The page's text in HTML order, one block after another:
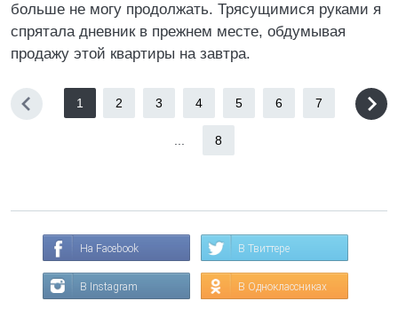
больше не могу продолжать. Трясущимися руками я
спрятала дневник в прежнем месте, обдумывая
продажу этой квартиры на завтра.
1 2 3 4 5 6 7
8
На Facebook В Твиттере
В Instagram В Одноклассниках